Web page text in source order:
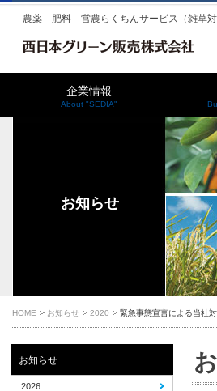
農薬 肥料 営農らくちんサービス（雑草
企業情報
About "SEDIA"
お知らせ
HOME お知らせ 2020 緊急事態宣言による当社
お知らせ
2026